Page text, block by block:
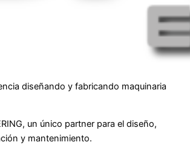
diseñando y fabricando maquinaria
un único partner para el diseño,
y mantenimiento.